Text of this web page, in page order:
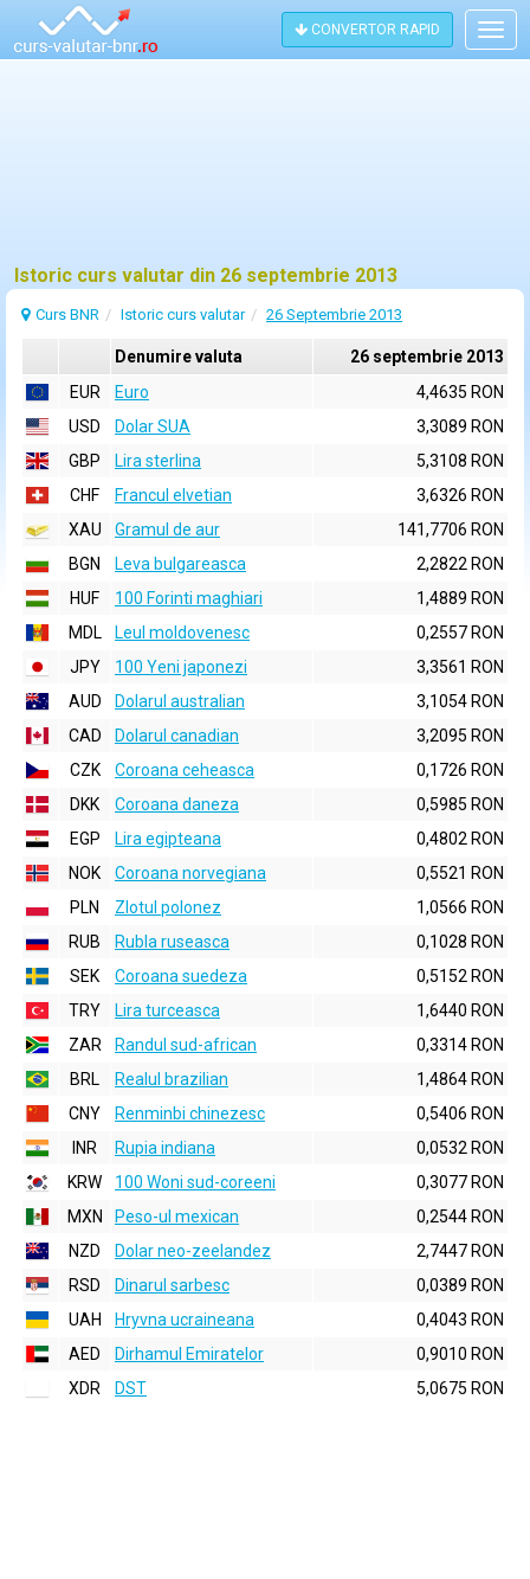
CONVERTOR RAPID
Istoric curs valutar din 26 septembrie 2013
Curs BNR Istoric curs valutar 26 Septembrie 2013
Denumire valuta
26 septembrie 2013
EUR
Euro
4,4635 RON
USD
Dolar SUA
3,3089 RON
GBP
Lira sterlina
5,3108 RON
CHF
Francul elvetian
3,6326 RON
XAU
Gramul de aur
141,7706 RON
BGN
Leva bulgareasca
2,2822 RON
HUF
100 Forinti maghiari
1,4889 RON
MDL
Leul moldovenesc
0,2557 RON
JPY
100 Yeni japonezi
3,3561 RON
AUD
Dolarul australian
3,1054 RON
CAD
Dolarul canadian
3,2095 RON
CZK
Coroana ceheasca
0,1726 RON
DKK
Coroana daneza
0,5985 RON
EGP
Lira egipteana
0,4802 RON
NOK
Coroana norvegiana
0,5521 RON
PLN
Zlotul polonez
1,0566 RON
RUB
Rubla ruseasca
0,1028 RON
SEK
Coroana suedeza
0,5152 RON
TRY
Lira turceasca
1,6440 RON
ZAR
Randul sud-african
0,3314 RON
BRL
Realul brazilian
1,4864 RON
CNY
Renminbi chinezesc
0,5406 RON
INR
Rupia indiana
0,0532 RON
KRW
100 Woni sud-coreeni
0,3077 RON
MXN
Peso-ul mexican
0,2544 RON
NZD
Dolar neo-zeelandez
2,7447 RON
RSD
Dinarul sarbesc
0,0389 RON
UAH
Hryvna ucraineana
0,4043 RON
AED
Dirhamul Emiratelor
0,9010 RON
XDR
DST 5,0675 RON